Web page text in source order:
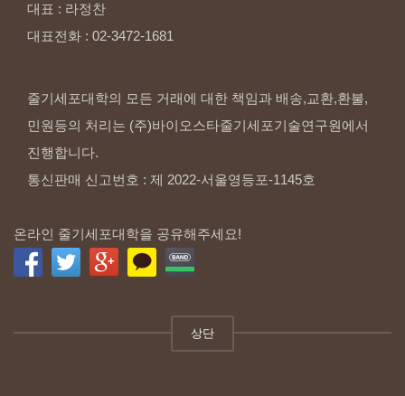
대표 : 라정찬
대표전화 : 02-3472-1681
줄기세포대학의 모든 거래에 대한 책임과 배송,교환,환불,
민원등의 처리는 (주)바이오스타줄기세포기술연구원에서
진행합니다.
통신판매 신고번호 : 제 2022-서울영등포-1145호
온라인 줄기세포대학을 공유해주세요!
상단